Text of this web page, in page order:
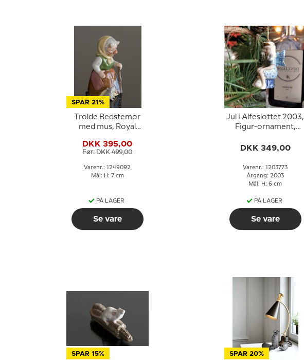
SPAR 21%
Trolde Bedstemor
med mus, Royal
troldefigur nr. 092
DKK 395,00
Før: DKK 499,00
Varenr.: 1249092
Mål: H: 7 cm
PÅ LAGER
Se vare
Jul i Alfeslottet 2003,
Figur-ornament,
DKK 349,00
Varenr.: 1203773
Årgang: 2003
Mål: H: 6 cm
PÅ LAGER
Se vare
SPAR 15% SPAR 20%